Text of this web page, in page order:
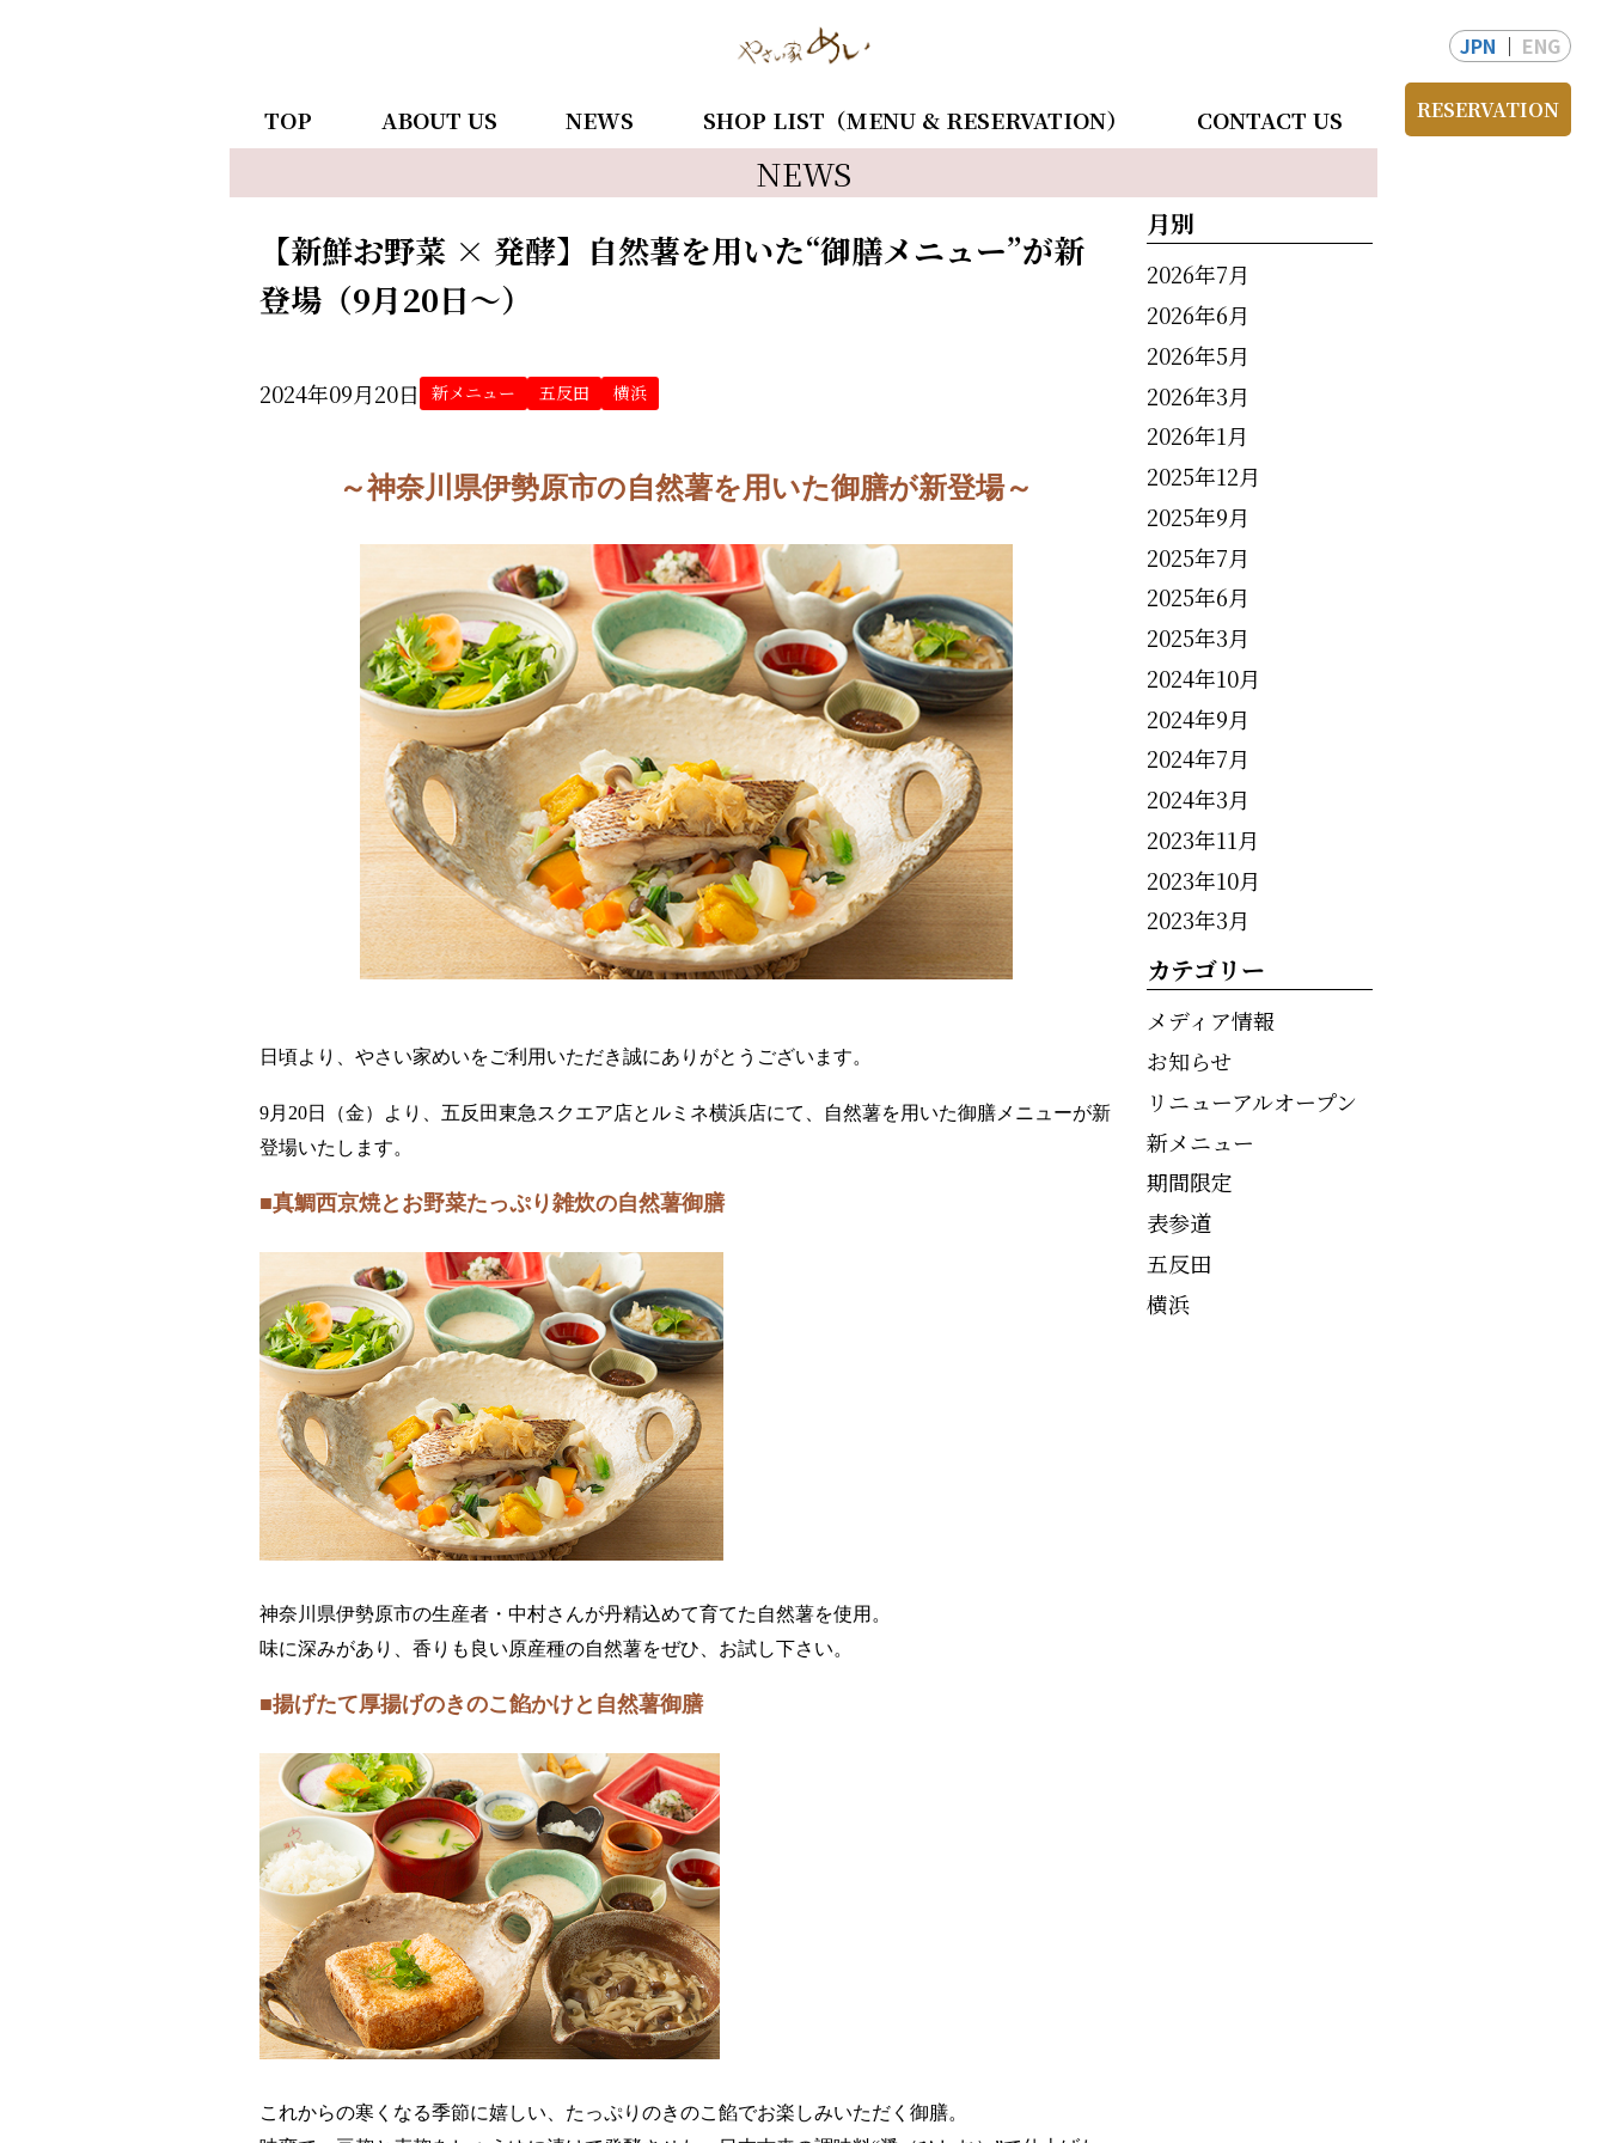
TOP ABOUT US NEWS SHOP LIST（MENU & RESERVATION） CONTACT US
JPN ENG
RESERVATION
NEWS
【新鮮お野菜 × 発酵】自然薯を用いた“御膳メニュー”が新
登場（9月20日～）
2024年09月20日 新メニュー 五反田 横浜
～神奈川県伊勢原市の自然薯を用いた御膳が新登場～
日頃より、やさい家めいをご利用いただき誠にありがとうございます。
9月20日（金）より、五反田東急スクエア店とルミネ横浜店にて、自然薯を用いた御膳メニューが新
登場いたします。
■真鯛西京焼とお野菜たっぷり雑炊の自然薯御膳
神奈川県伊勢原市の生産者・中村さんが丹精込めて育てた自然薯を使用。
味に深みがあり、香りも良い原産種の自然薯をぜひ、お試し下さい。
■揚げたて厚揚げのきのこ餡かけと自然薯御膳
これからの寒くなる季節に嬉しい、たっぷりのきのこ餡でお楽しみいただく御膳。
月別
2026年7月
2026年6月
2026年5月
2026年3月
2026年1月
2025年12月
2025年9月
2025年7月
2025年6月
2025年3月
2024年10月
2024年9月
2024年7月
2024年3月
2023年11月
2023年10月
2023年3月
カテゴリー
メディア情報
お知らせ
リニューアルオープン
新メニュー
期間限定
表参道
五反田
横浜